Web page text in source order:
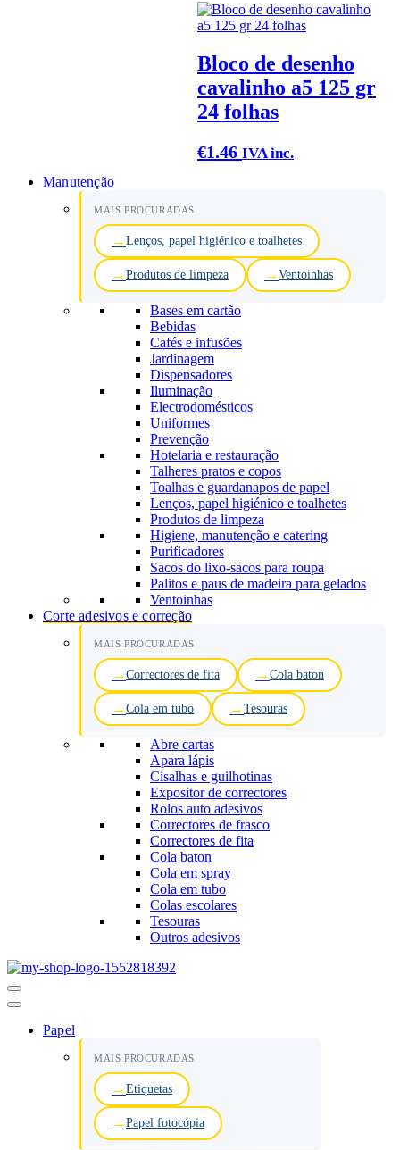
Bloco de desenho
cavalinho a5 125 gr
24 folhas
€1.46 IVA inc.
Manutenção
MAIS PROCURADAS
Lenços, papel higiénico e toalhetes
Produtos de limpeza Ventoinhas
Bases em cartão
Bebidas
Cafés e infusões
Jardinagem
Dispensadores
Iluminação
Electrodomésticos
Uniformes
Prevenção
Hotelaria e restauração
Talheres pratos e copos
Toalhas e guardanapos de papel
Lenços, papel higiénico e toalhetes
Produtos de limpeza
Higiene, manutenção e catering
Purificadores
Sacos do lixo-sacos para roupa
Palitos e paus de madeira para gelados
Ventoinhas
Corte adesivos e correção
MAIS PROCURADAS
Correctores de fita Cola baton
Cola em tubo Tesouras
Abre cartas
Apara lápis
Cisalhas e guilhotinas
Expositor de correctores
Rolos auto adesivos
Correctores de frasco
Correctores de fita
Cola baton
Cola em spray
Cola em tubo
Colas escolares
Tesouras
Outros adesivos
Menu
de
Papel
MAIS PROCURADAS
Etiquetas
Papel fotocópia